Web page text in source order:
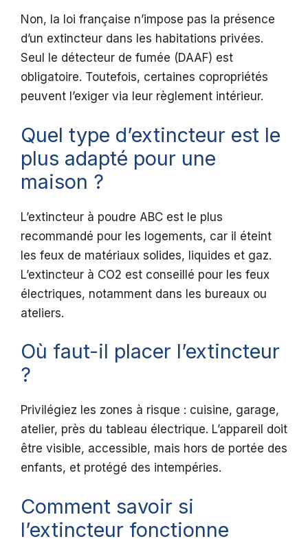
Non, la loi française n’impose pas la présence
d’un extincteur dans les habitations privées.
Seul le détecteur de fumée (DAAF) est
obligatoire. Toutefois, certaines copropriétés
peuvent l’exiger via leur règlement intérieur.
Quel type d’extincteur est le
plus adapté pour une
maison ?
L’extincteur à poudre ABC est le plus
recommandé pour les logements, car il éteint
les feux de matériaux solides, liquides et gaz.
L’extincteur à CO2 est conseillé pour les feux
électriques, notamment dans les bureaux ou
ateliers.
Où faut-il placer l’extincteur
?
Privilégiez les zones à risque : cuisine, garage,
atelier, près du tableau électrique. L’appareil doit
être visible, accessible, mais hors de portée des
enfants, et protégé des intempéries.
Comment savoir si
l’extincteur fonctionne